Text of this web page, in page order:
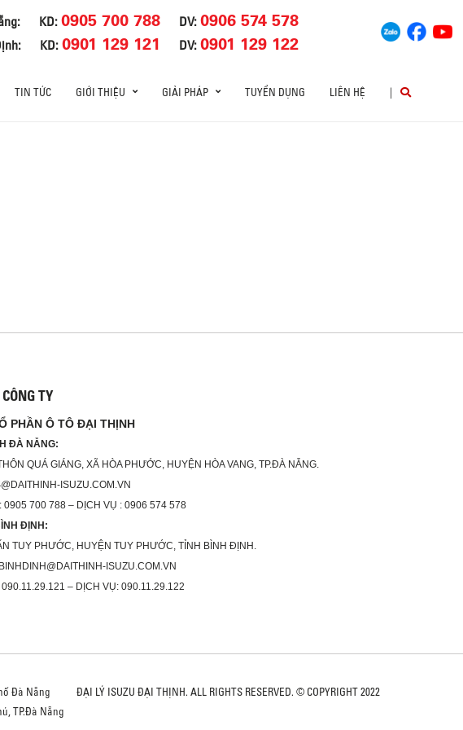
KD:0905 700 788 DV:0906 574 578
KD:0901 129 121 DV:0901 129 122
TIN TỨC GIỚI THIỆU GIẢI PHÁP TUYỂN DỤNG LIÊN HỆ |
TY
PHẦN Ô TÔ ĐẠI THỊNH
ĐÀ NẴNG:
QUÁ GIÁNG, XÃ HÒA PHƯỚC, HUYỆN HÒA VANG, TP.ĐÀ NẴNG.
ISUZU.COM.VN
0905 700 788 – DỊCH VỤ : 0906 574 578
ĐỊNH:
TUY PHƯỚC, HUYỆN TUY PHƯỚC, TỈNH BÌNH ĐỊNH.
ISUZU.COM.VN
– DỊCH VỤ: 090.11.29.122
Đà Nẵng
TP.Đà Nẵng
ĐẠI LÝ ISUZU ĐẠI THỊNH. ALL RIGHTS RESERVED. © COPYRIGHT 2022